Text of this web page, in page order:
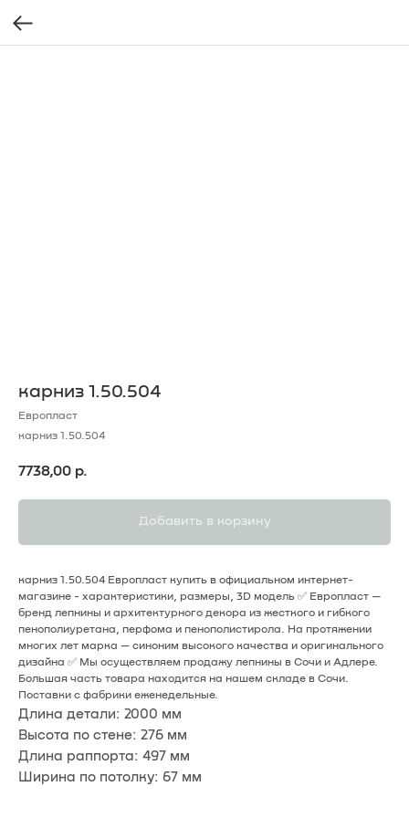
карниз 1.50.504
Европласт
карниз 1.50.504
7738,00 р.
Добавить в корзину
карниз 1.50.504 Европласт купить в официальном интернет-
магазине - характеристики, размеры, 3D модель ✅ Европласт —
бренд лепнины и архитектурного декора из жесткого и гибкого
пенополиуретана, перфома и пенополистирола. На протяжении
многих лет марка — cиноним высокого качества и оригинального
дизайна ✅ Мы осуществляем продажу лепнины в Сочи и Адлере.
Большая часть товара находится на нашем складе в Сочи.
Поставки с фабрики еженедельные.
Длина детали: 2000 мм
Высота по стене: 276 мм
Длина раппорта: 497 мм
Ширина по потолку: 67 мм